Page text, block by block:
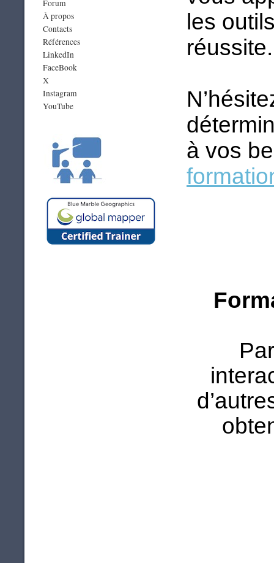
Forum
À propos
Contacts
Références
LinkedIn
FaceBook
X
Instagram
YouTube
les
réussite.
à vos